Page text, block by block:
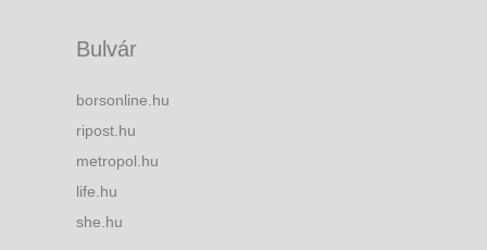
Bulvár
borsonline.hu
ripost.hu
metropol.hu
life.hu
she.hu